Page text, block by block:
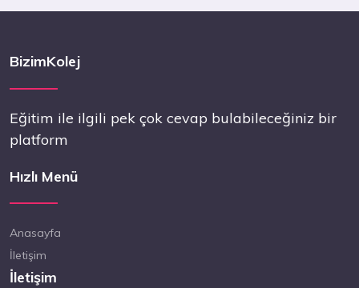
BizimKolej
Eğitim ile ilgili pek çok cevap bulabileceğiniz bir
platform
Hızlı Menü
Anasayfa
İletişim
İletişim